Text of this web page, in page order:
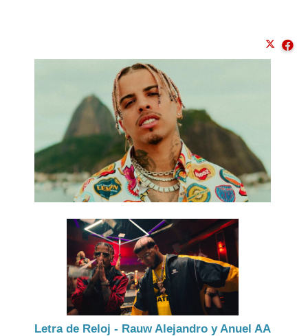
Letra de Reloj - Rauw Alejandro y Anuel AA